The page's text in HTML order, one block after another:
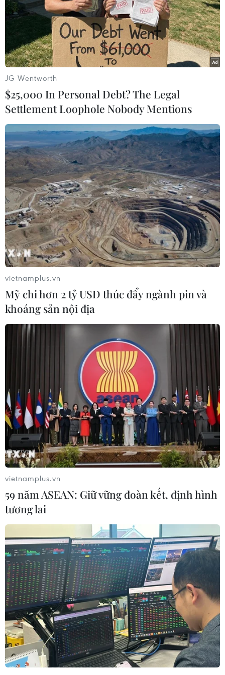
#Đà Nẵng #Quận Sơn Trà
#Đất vàng
#Giấy chứng nhận quyền sử dụng đất
#Dự án treo
TP. Đà Nẵng
Theo dõi VietnamPlus
TIN LIÊN QUAN
'Loạn quy hoạch' làm biến dạng đô thị:
Virus cần phải loại bỏ triệt để
07/06/2020 11:41
Từ trạng hàng nghìn dự án, công trình xây dựng “vượt”
quy hoạch, làm méo mó đô thị, nhiều ý kiến đại biểu
Quốc hội cho rằng buông lỏng kỷ cương trật tự xây
dựng là "anh em song sinh" với tham nhũng.
Chuyển ‘đất vàng’ đại sứ quán sang xây
khách sạn: Bộ Xây dựng nói gì?
JG Wentworth
$25,000 In Personal Debt? The Legal
Settlement Loophole Nobody Mentions
vietnamplus.vn
Mỹ chi hơn 2 tỷ USD thúc đẩy ngành pin và
khoáng sản nội địa
vietnamplus.vn
59 năm ASEAN: Giữ vững đoàn kết, định hình
tương lai